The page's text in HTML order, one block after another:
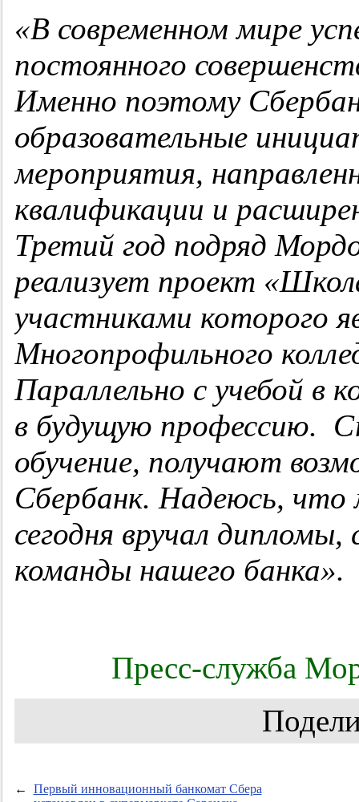
«В современном мире
постоянного
Именно поэтому
образовательные
мероприятия,
квалификации и
Третий год подряд
реализует проект
участниками которого
Многопрофильного
Параллельно с учебой в
в будущую профессию.
обучение, получают
Сбербанк. Надеюсь,
сегодня вручал
команды нашего банка».
Пресс-служба
←
Первый инновационный банкомат Сбера